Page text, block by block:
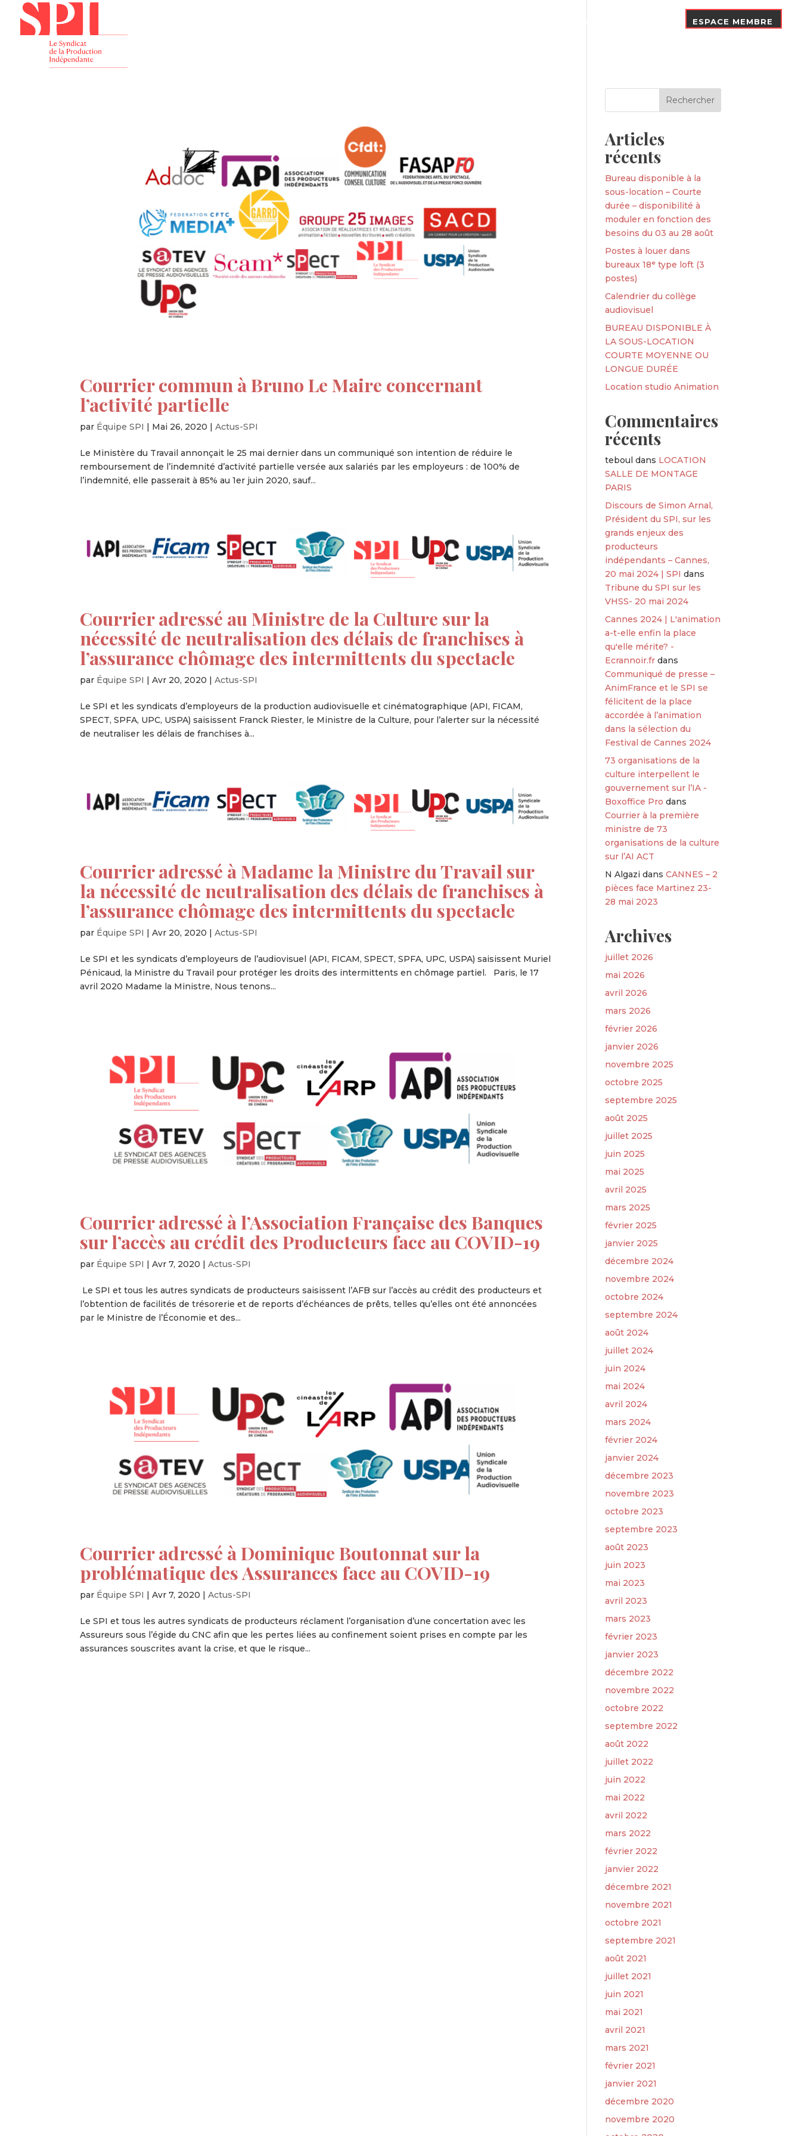
Nos Adhérents ESPACE MEMBRE
Courrier commun à Bruno Le Maire concernant
l’activité partielle
par Équipe SPI Mai 26, 2020 |Actus-SPI
Le Ministère du Travail annonçait le 25 mai dernier dans un communiqué son intention de réduire le
remboursement de l’indemnité d’activité partielle versée aux salariés par les employeurs : de 100% de
l’indemnité, elle passerait à 85% au 1er juin 2020, sauf...
Courrier adressé au Ministre de la Culture sur la
nécessité de neutralisation des délais de franchises à
l’assurance chômage des intermittents du spectacle
par Équipe SPI |Avr 20, 2020 |Actus-SPI
Le SPI et les syndicats d’employeurs de la production audiovisuelle et cinématographique (API, FICAM,
SPECT, SPFA, UPC, USPA) saisissent Franck Riester, le Ministre de la Culture, pour l’alerter sur la nécessité
de neutraliser les délais de franchises à...
Courrier adressé à Madame la Ministre du Travail sur
la nécessité de neutralisation des délais de franchises à
l’assurance chômage des intermittents du spectacle
par Équipe SPI |Avr 20, 2020 |Actus-SPI
Le SPI et les syndicats d’employeurs de l’audiovisuel (API, FICAM, SPECT, SPFA, UPC, USPA) saisissent Muriel
Pénicaud, la Ministre du Travail pour protéger les droits des intermittents en chômage partiel. Paris, le 17
avril 2020 Madame la Ministre, Nous tenons...
Courrier adressé à l’Association Française des Banques
sur l’accès au crédit des Producteurs face au COVID-19
par Équipe SPI |Avr 7, 2020 |Actus-SPI
Le SPI et tous les autres syndicats de producteurs saisissent l’AFB sur l’accès au crédit des producteurs et
l’obtention de facilités de trésorerie et de reports d’échéances de prêts, telles qu’elles ont été annoncées
par le Ministre de l’Économie et des...
Courrier adressé à Dominique Boutonnat sur la
problématique des Assurances face au COVID-19
par Équipe SPI |Avr 7, 2020 |Actus-SPI
Le SPI et tous les autres syndicats de producteurs réclament l’organisation d’une concertation avec les
Assureurs sous l’égide du CNC afin que les pertes liées au confinement soient prises en compte par les
assurances souscrites avant la crise, et que le risque...
Articles
récents
Bureau disponible à la
sous-location – Courte
durée – disponibilité à
moduler en fonction des
besoins du 03 au 28 août
Postes à louer dans
bureaux 18ᵉ type loft (3
postes)
Calendrier du collège
audiovisuel
BUREAU DISPONIBLE À
LA SOUS-LOCATION
COURTE MOYENNE OU
LONGUE DURÉE
Location studio Animation
Commentaires
récents
teboul dans LOCATION
SALLE DE MONTAGE
PARIS
Discours de Simon Arnal,
Président du SPI, sur les
grands enjeux des
producteurs
indépendants – Cannes,
20 mai 2024 | SPI dans
Tribune du SPI sur les
VHSS- 20 mai 2024
Cannes 2024 | L'animation
a-t-elle enfin la place
qu'elle mérite? -
Ecrannoir.fr dans
Communiqué de presse –
AnimFrance et le SPI se
félicitent de la place
accordée à l’animation
dans la sélection du
Festival de Cannes 2024
73 organisations de la
culture interpellent le
gouvernement sur l’IA -
Boxoffice Pro dans
Courrier à la première
ministre de 73
organisations de la culture
sur l’AI ACT
N Algazi dansCANNES – 2
pièces face Martinez 23-
28 mai 2023
Archives
juillet 2026
mai 2026
avril 2026
mars 2026
février 2026
janvier 2026
novembre 2025
octobre 2025
septembre 2025
août 2025
juillet 2025
juin 2025
mai 2025
avril 2025
mars 2025
février 2025
janvier 2025
décembre 2024
novembre 2024
octobre 2024
septembre 2024
août 2024
juillet 2024
juin 2024
mai 2024
avril 2024
mars 2024
février 2024
janvier 2024
décembre 2023
novembre 2023
octobre 2023
septembre 2023
août 2023
juin 2023
mai 2023
avril 2023
mars 2023
février 2023
janvier 2023
décembre 2022
novembre 2022
octobre 2022
septembre 2022
août 2022
juillet 2022
juin 2022
mai 2022
avril 2022
mars 2022
février 2022
janvier 2022
décembre 2021
novembre 2021
octobre 2021
septembre 2021
août 2021
juillet 2021
juin 2021
mai 2021
avril 2021
mars 2021
février 2021
janvier 2021
décembre 2020
novembre 2020